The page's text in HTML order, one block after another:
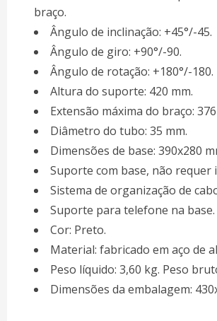
braço.
Ângulo de inclinação: +45°/-45.
Ângulo de giro: +90°/-90.
Ângulo de rotação: +180°/-180.
Altura do suporte: 420 mm.
Extensão máxima do braço:
Diâmetro do tubo: 35 mm.
Dimensões de base: 390x280
Suporte com base, não requer
Sistema de organização de
Suporte para telefone na base.
Cor: Preto.
Material: fabricado em aço de
Peso líquido: 3,60 kg. Peso
Dimensões da embalagem: